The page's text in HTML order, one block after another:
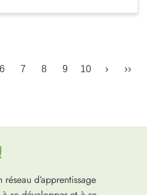
6 7 8 9 10 › ››
d’apprentissage